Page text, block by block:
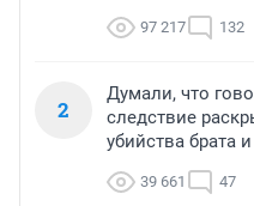
97 217 132
2
Думали, что
следствие
убийства брата
39 661 47